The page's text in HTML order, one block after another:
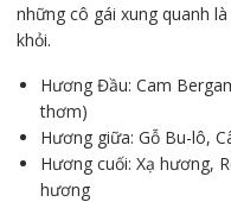
những cô gái xung quanh
khỏi.
Hương Đầu: Cam
thơm)
Hương giữa: Gỗ Bu-lô,
Hương cuối: Xạ hương,
hương